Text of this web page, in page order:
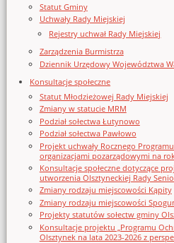
Statut Gminy
Uchwały Rady Miejskiej
Rejestry uchwał Rady Miejskiej
Zarządzenia Burmistrza
Dziennik Urzędowy Województwa
Konsultacje społeczne
Statut Młodzieżowej Rady Miejskiej
Zmiany w statucie MRM
Podział sołectwa Łutynowo
Podział sołectwa Pawłowo
Projekt uchwały Rocznego
organizacjami pozarządowymi na
Konsultacje społeczne dotyczące
utworzenia Olsztyneckiej Rady
Zmiany rodzaju miejscowości Kąpity
Zmiany rodzaju miejscowości
Projekty statutów sołectw gminy
Konsultacje projektu „Programu
Olsztynek na lata 2023-2026 z